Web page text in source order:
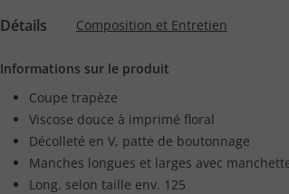
Détails Composition et Entretien
Informations sur le produit
Coupe trapèze
Viscose douce à imprimé floral
Décolleté en V, patte de boutonnage
Manches longues et larges avec
Long. selon taille env. 125